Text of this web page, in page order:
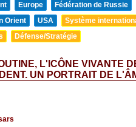
Europe
Fédération de Russie
Orient
USA
Système
Défense/Stratégie
L'ICÔNE VIVANTE
UN PORTRAIT DE